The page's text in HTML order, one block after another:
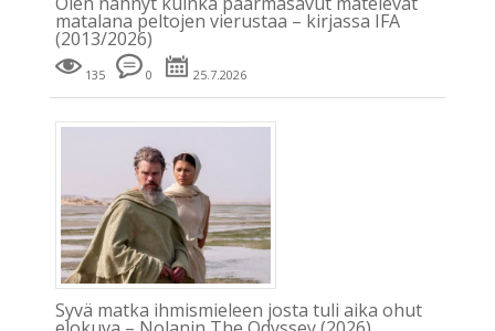
matalana peltojen vierustaa – kirjassa IFA
(2013/2026)
135 0 25.7.2026
Syvä matka ihmismieleen josta tuli aika ohut